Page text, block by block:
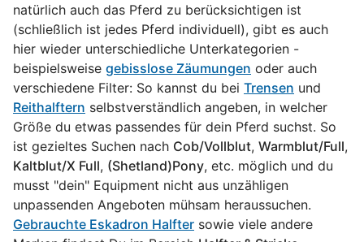
natürlich auch das Pferd zu berücksichtigen ist
(schließlich ist jedes Pferd individuell), gibt es auch
hier wieder unterschiedliche Unterkategorien -
beispielsweise gebisslose Zäumungen oder auch
verschiedene Filter: So kannst du bei Trensen und
Reithalftern selbstverständlich angeben, in welcher
Größe du etwas passendes für dein Pferd suchst. So
ist gezieltes Suchen nach Cob/Vollblut, Warmblut/Full,
Kaltblut/X Full, (Shetland)Pony, etc. möglich und du
musst "dein" Equipment nicht aus unzähligen
unpassenden Angeboten mühsam heraussuchen.
Gebrauchte Eskadron Halfter sowie viele andere